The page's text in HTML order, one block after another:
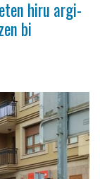
hiru argi-
bi